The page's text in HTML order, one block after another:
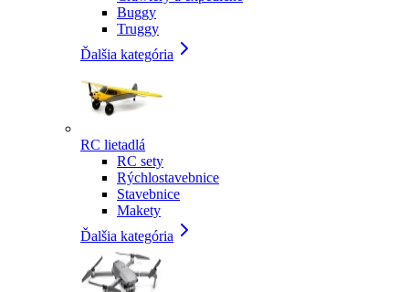
Buggy
Truggy
Ďalšia kategória
RC lietadlá
RC sety
Rýchlostavebnice
Stavebnice
Makety
Ďalšia kategória